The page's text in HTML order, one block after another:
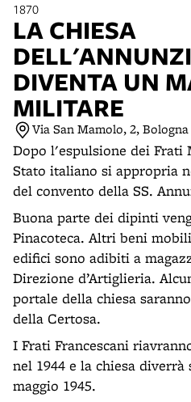
1870
LA CHIESA
DIVENTA UN
MILITARE
Via San Mamolo, 2, Bologna
Dopo l'espulsione dei Frati
Stato italiano si appropria
del convento della SS.
Buona parte dei dipinti
Pinacoteca. Altri beni
edifici sono adibiti a
Direzione d’Artiglieria.
portale della chiesa
della Certosa.
I Frati Francescani
nel 1944 e la chiesa
maggio 1945.